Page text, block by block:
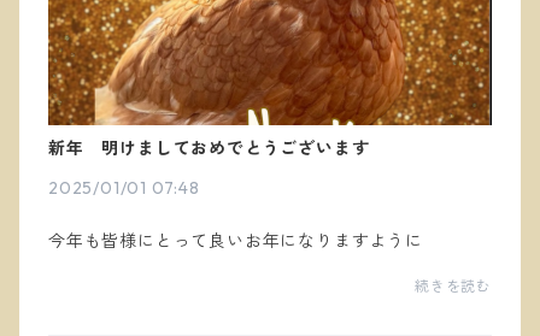
新年 明けましておめでとうございます
2025/01/01 07:48
今年も皆様にとって良いお年になりますように
続きを読む